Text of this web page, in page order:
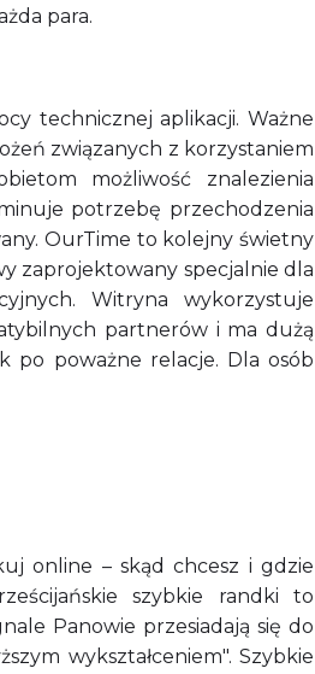
para.
technicznej aplikacji. Ważne
związanych z korzystaniem
możliwość znalezienia
potrzebę przechodzenia
OurTime to kolejny świetny
zaprojektowany specjalnie dla
Witryna wykorzystuje
partnerów i ma dużą
po poważne relacje. Dla osób
online – skąd chcesz i gdzie
szybkie randki to
Panowie przesiadają się do
wykształceniem". Szybkie